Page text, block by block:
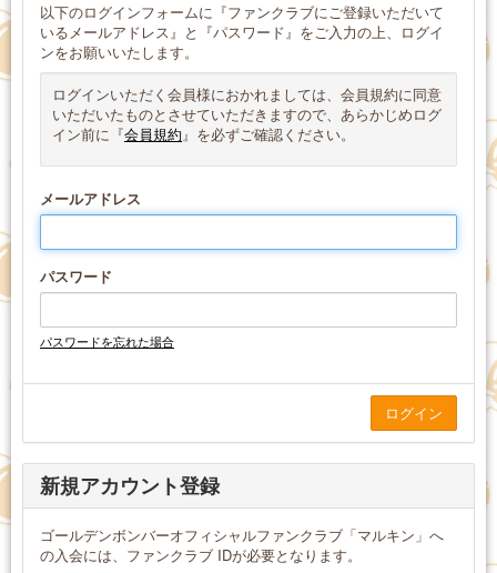
以下のログインフォームに『ファンクラブにご登録いただいて
いるメールアドレス』と『パスワード』をご入力の上、ログイ
ンをお願いいたします。
ログインいただく会員様におかれましては、会員規約に同意
いただいたものとさせていただきますので、あらかじめログ
イン前に『会員規約』を必ずご確認ください。
メールアドレス
パスワード
パスワードを忘れた場合
新規アカウント登録
ゴールデンボンバーオフィシャルファンクラブ「マルキン」へ
の入会には、ファンクラブ IDが必要となります。